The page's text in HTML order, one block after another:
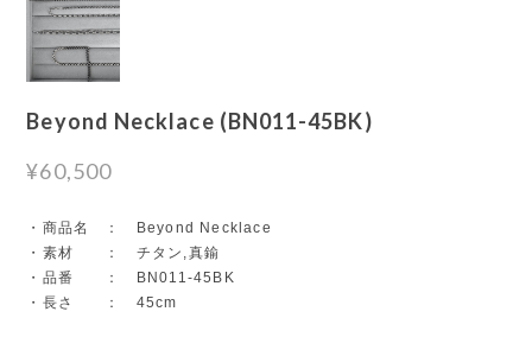
Beyond Necklace (BN011-45BK)
¥60,500
・商品名 ： Beyond Necklace
・素材 ： チタン,真鍮
・品番 ： BN011-45BK
・長さ ： 45cm